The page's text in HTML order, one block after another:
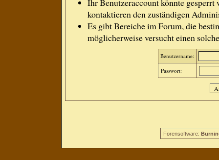
Ihr Benutzeraccount könnte gesperrt
kontaktieren den zuständigen
Es gibt Bereiche im Forum, die
möglicherweise versucht einen
Benutzername:
Passwort:
Forensoftware: